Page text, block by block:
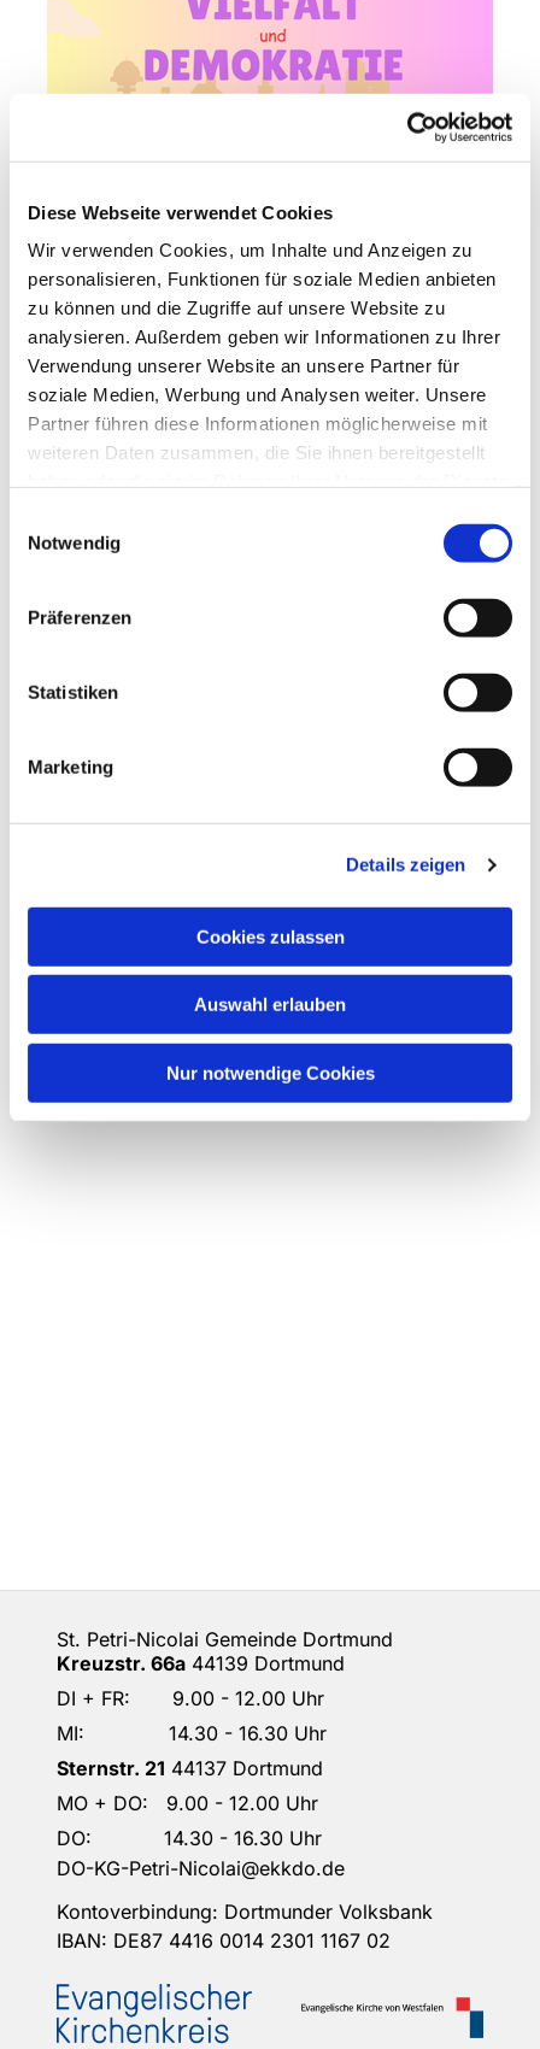
Diese Webseite verwendet Cookies
Wir verwenden Cookies, um Inhalte und Anzeigen zu
personalisieren, Funktionen für soziale Medien anbieten
zu können und die Zugriffe auf unsere Website zu
analysieren. Außerdem geben wir Informationen zu Ihrer
Verwendung unserer Website an unsere Partner für
soziale Medien, Werbung und Analysen weiter. Unsere
Partner führen diese Informationen möglicherweise mit
weiteren Daten zusammen, die Sie ihnen bereitgestellt
Notwendig
Präferenzen
Statistiken
Marketing
Details zeigen
Cookies zulassen
Auswahl erlauben
Nur notwendige Cookies
Dies könnte Sie auch
interessieren
St. Petri-Nicolai Gemeinde Dortmund
Kreuzstr. 66a 44139 Dortmund
DI + FR: 9.00 - 12.00 Uhr
MI: 14.30 - 16.30 Uhr
Sternstr. 21 44137 Dortmund
MO + DO: 9.00 - 12.00 Uhr
DO: 14.30 - 16.30 Uhr
DO-KG-Petri-Nicolai@ekkdo.de
Kontoverbindung: Dortmunder Volksbank
IBAN: DE87 4416 0014 2301 1167 02